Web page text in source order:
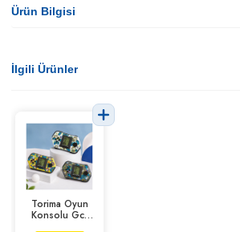
Ürün Bilgisi
İlgili Ürünler
Torima Oyun
Konsolu Gc-